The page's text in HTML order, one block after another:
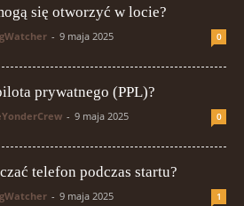
się otworzyć w locie?
- 9 maja 2025 0
prywatnego (PPL)?
- 9 maja 2025 0
telefon podczas startu?
- 9 maja 2025 1